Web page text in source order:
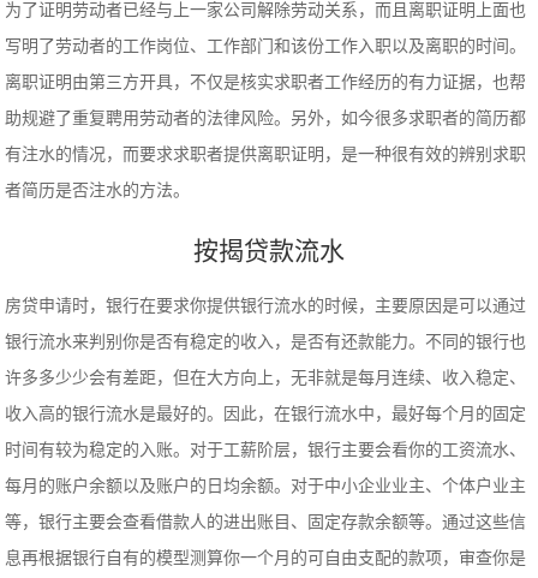
为了证明劳动者已经与上一家公司解除劳动关系，而且离职证明上面也
写明了劳动者的工作岗位、工作部门和该份工作入职以及离职的时间。
离职证明由第三方开具，不仅是核实求职者工作经历的有力证据，也帮
助规避了重复聘用劳动者的法律风险。另外，如今很多求职者的简历都
有注水的情况，而要求求职者提供离职证明，是一种很有效的辨别求职
者简历是否注水的方法。
按揭贷款流水
房贷申请时，银行在要求你提供银行流水的时候，主要原因是可以通过
银行流水来判别你是否有稳定的收入，是否有还款能力。不同的银行也
许多多少少会有差距，但在大方向上，无非就是每月连续、收入稳定、
收入高的银行流水是最好的。因此，在银行流水中，最好每个月的固定
时间有较为稳定的入账。对于工薪阶层，银行主要会看你的工资流水、
每月的账户余额以及账户的日均余额。对于中小企业业主、个体户业主
等，银行主要会查看借款人的进出账目、固定存款余额等。通过这些信
息再根据银行自有的模型测算你一个月的可自由支配的款项，审查你是